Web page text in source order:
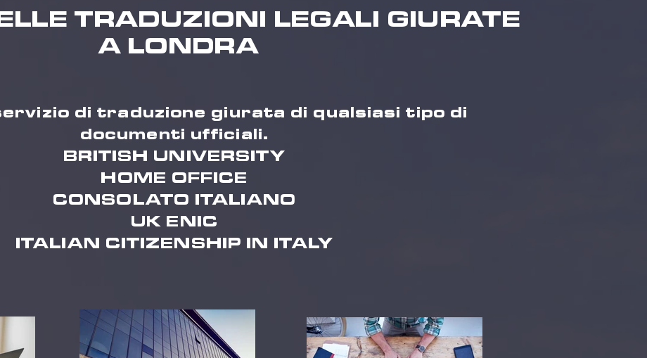
TRADUZIONI LEGALI GIURATE
A LONDRA
di traduzione giurata di qualsiasi tipo di
documenti ufficiali.
BRITISH UNIVERSITY
HOME OFFICE
CONSOLATO ITALIANO
UK ENIC
ITALIAN CITIZENSHIP IN ITALY